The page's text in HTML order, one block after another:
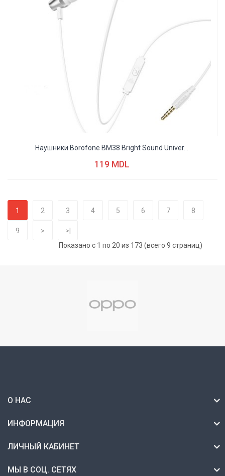
Наушники Borofone BM38 Bright Sound Univer...
119 MDL
1 2 3 4 5 6 7 8
9 >
>|
Показано с 1 по 20 из 173 (всего 9 страниц)
О НАС
ИНФОРМАЦИЯ
ЛИЧНЫЙ КАБИНЕТ
МЫ В СОЦ. СЕТЯХ